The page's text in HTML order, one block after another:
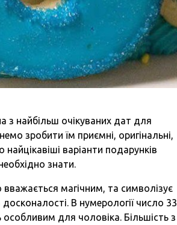
з найбільш очікуваних дат для
зробити їм приємні, оригінальні,
варіанти подарунків
знати.
магічним, та символізує
В нумерології число 33
для чоловіка. Більшість з